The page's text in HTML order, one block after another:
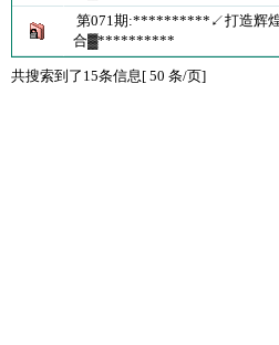
第071期:**********↙打造辉
合▓**********
共搜索到了15条信息[ 50 条/页]